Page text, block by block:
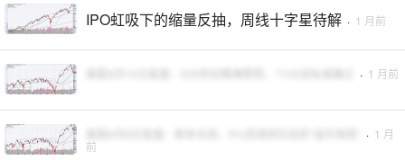
IPO虹吸下的缩量反抽，周线十字星待解 · 1 月前
· 1 月前
· 1 月
前